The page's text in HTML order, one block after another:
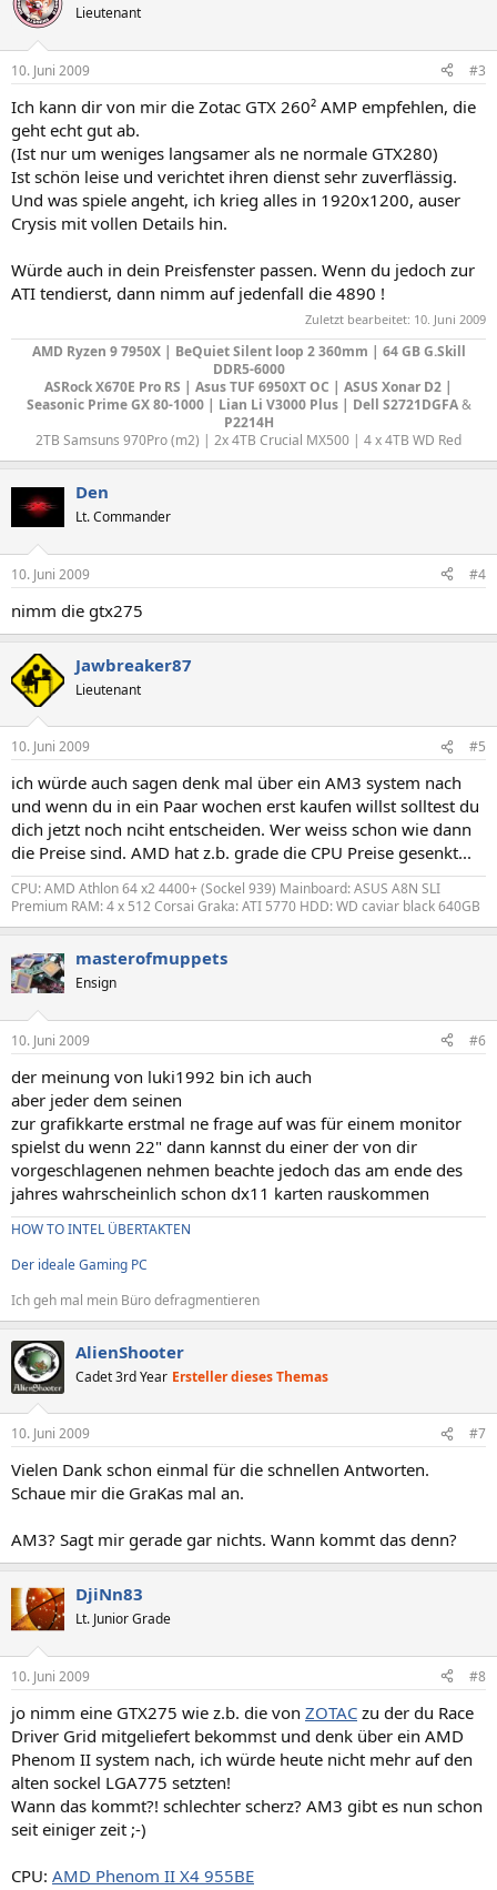
Lieutenant
10. Juni 2009 #3
Ich kann dir von mir die Zotac GTX 260² AMP empfehlen, die
geht echt gut ab.
(Ist nur um weniges langsamer als ne normale GTX280)
Ist schön leise und verichtet ihren dienst sehr zuverflässig.
Und was spiele angeht, ich krieg alles in 1920x1200, auser
Crysis mit vollen Details hin.
Würde auch in dein Preisfenster passen. Wenn du jedoch zur
ATI tendierst, dann nimm auf jedenfall die 4890 !
Zuletzt bearbeitet: 10. Juni 2009
AMD Ryzen 9 7950X | BeQuiet Silent loop 2 360mm | 64 GB G.Skill
DDR5-6000
ASRock X670E Pro RS | Asus TUF 6950XT OC | ASUS Xonar D2 |
Seasonic Prime GX 80-1000 | Lian Li V3000 Plus | Dell S2721DGFA&
P2214H
2TB Samsuns 970Pro (m2) | 2x 4TB Crucial MX500 | 4 x 4TB WD Red​
Den
Lt. Commander
10. Juni 2009 #4
nimm die gtx275
Jawbreaker87
Lieutenant
10. Juni 2009 #5
ich würde auch sagen denk mal über ein AM3 system nach
und wenn du in ein Paar wochen erst kaufen willst solltest du
dich jetzt noch nciht entscheiden. Wer weiss schon wie dann
die Preise sind. AMD hat z.b. grade die CPU Preise gesenkt...
CPU: AMD Athlon 64 x2 4400+ (Sockel 939) Mainboard: ASUS A8N SLI
Premium RAM: 4 x 512 Corsai Graka: ATI 5770 HDD: WD caviar black 640GB
masterofmuppets
Ensign
10. Juni 2009 #6
der meinung von luki1992 bin ich auch
aber jeder dem seinen
zur grafikkarte erstmal ne frage auf was für einem monitor
spielst du wenn 22" dann kannst du einer der von dir
vorgeschlagenen nehmen beachte jedoch das am ende des
jahres wahrscheinlich schon dx11 karten rauskommen
HOW TO INTEL ÜBERTAKTEN
Der ideale Gaming PC
Ich geh mal mein Büro defragmentieren
AlienShooter
Cadet 3rd Year Ersteller dieses Themas
10. Juni 2009 #7
Vielen Dank schon einmal für die schnellen Antworten.
Schaue mir die GraKas mal an.
AM3? Sagt mir gerade gar nichts. Wann kommt das denn?
DjiNn83
Lt. Junior Grade
10. Juni 2009 #8
jo nimm eine GTX275 wie z.b. die von ZOTAC zu der du Race
Driver Grid mitgeliefert bekommst und denk über ein AMD
Phenom II system nach, ich würde heute nicht mehr auf den
alten sockel LGA775 setzten!
Wann das kommt?! schlechter scherz? AM3 gibt es nun schon
seit einiger zeit ;-)
CPU: AMD Phenom II X4 955BE